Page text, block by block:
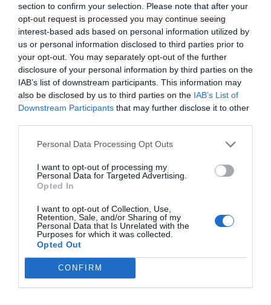
section to confirm your selection. Please note that after your
opt-out request is processed you may continue seeing
interest-based ads based on personal information utilized by
us or personal information disclosed to third parties prior to
your opt-out. You may separately opt-out of the further
disclosure of your personal information by third parties on the
IAB’s list of downstream participants. This information may
also be disclosed by us to third parties on the IAB’s List of
Downstream Participants that may further disclose it to other
Personal Data Processing Opt Outs
I want to opt-out of processing my
Personal Data for Targeted Advertising.
Opted In
I want to opt-out of Collection, Use,
Retention, Sale, and/or Sharing of my
Personal Data that Is Unrelated with the
Purposes for which it was collected.
Opted Out
CONFIRM
ΣΣΣΣΣΣΣΣΣΣΣΣΣΣΣΣΣΣΣΣΣΣΣΣΣΣΣΣΣ
ΣΣΣΣΣΣΣΣΣΣΣΣΣΑΛΑ ΠΕΝΤΕ
ΧΡΟΝΙΑΑΑΑΑΑΑΑΑΑΑΑΑΑΑΑΑΑΑΑΑΑΑΑΑ
ΑΑΑΑΑΑΑΑΑΑΑΑΑΑΑΑΑΑΑΑΑΑΑΑΑΑΑΑΑ
Κωος
01/09 - 01:06
Καλύτερα
Τουλάχιστον ακούσαμε λίγο μουσική και
είδαμε λίγο κόσμο στο νεκροταφείο μας
(εμπορικό κέντρο). Οι μισοί Έμποροι
Κουρκούβιαλος
01/09 - 01:05
Sales Night Φαίδων
Τι γινόταν λέει ο άλλος επί Κυρίτση στις